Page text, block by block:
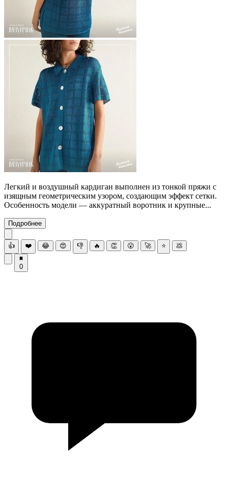
Легкий и воздушный кардиган выполнен из тонкой пряжи с
изящным геометрическим узором, создающим эффект сетки.
Особенность модели — аккуратный воротник и крупные...
Подробнее
👍 ❤️ 😂 😍 👎 🔥 👏 😮 🚀 ⭐ 💩
0